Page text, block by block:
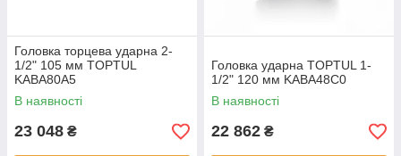
Головка торцева ударна 2-
1/2" 105 мм TOPTUL
KABA80A5
В наявності
23 048 ₴
Головка ударна TOPTUL 1-
1/2" 120 мм KABA48C0
В наявності
22 862 ₴